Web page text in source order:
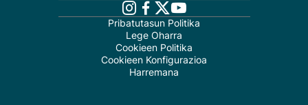
Pribatutasun Politika
Lege Oharra
Cookieen Politika
Cookieen Konfigurazioa
Harremana